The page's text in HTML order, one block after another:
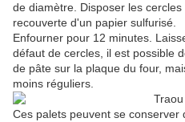
de diamètre. Disposer les
recouverte d'un papier sulfurisé.
Enfourner pour 12 minutes.
défaut de cercles, il est possible
de pâte sur la plaque du four,
moins réguliers.
Ces palets peuvent se